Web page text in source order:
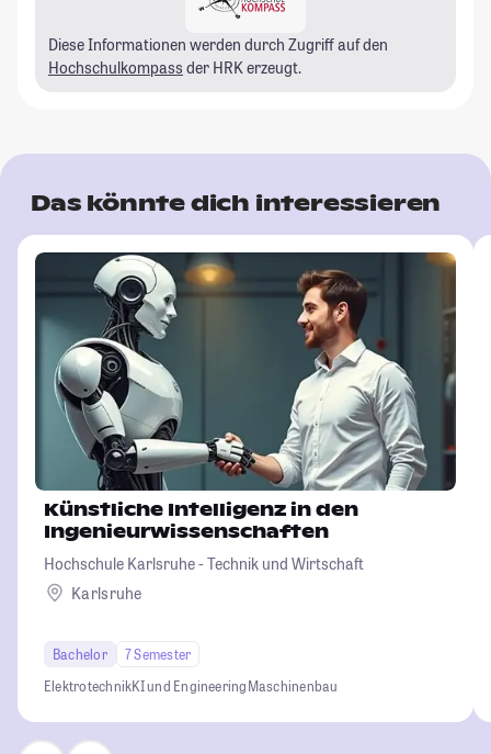
Diese Informationen werden durch Zugriff auf den
Hochschulkompass der HRK erzeugt.
Das könnte dich interessieren
Künstliche Intelligenz in den
Ingenieurwissenschaften
Hochschule Karlsruhe - Technik und Wirtschaft
Karlsruhe
Bachelor
7 Semester
ElektrotechnikKI und EngineeringMaschinenbau